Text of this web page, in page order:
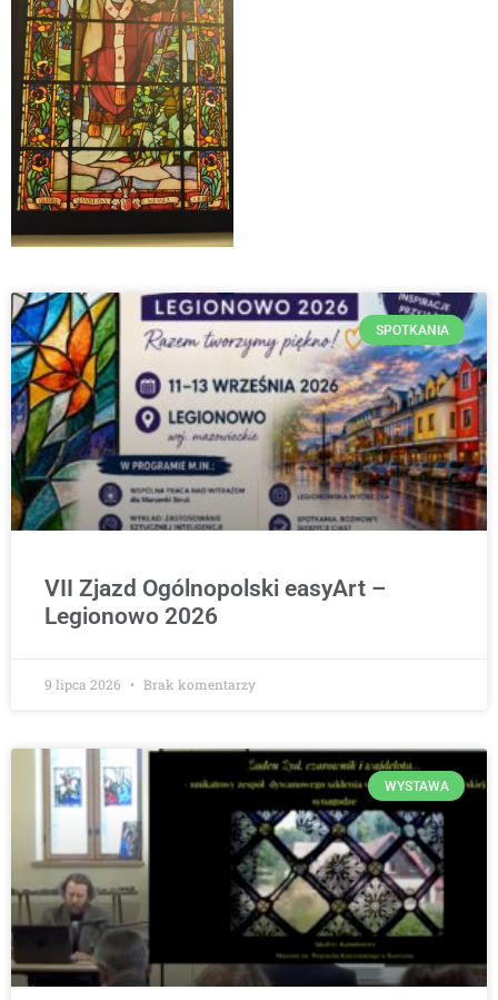
SPOTKANIA
VII Zjazd Ogólnopolski easyArt –
Legionowo 2026
9 lipca 2026 Brak komentarzy
WYSTAWA